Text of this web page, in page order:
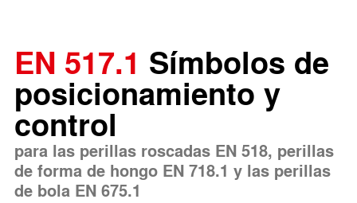
EN 517.1 Símbolos de
posicionamiento y
control
para las perillas roscadas EN 518, perillas
de forma de hongo EN 718.1 y las perillas
de bola EN 675.1